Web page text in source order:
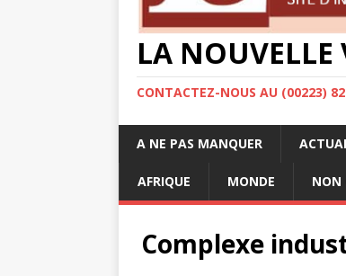
LA
CONTACTEZ-NOUS AU (00223)
A NE PAS MANQUER
AFRIQUE MONDE NON
Complexe